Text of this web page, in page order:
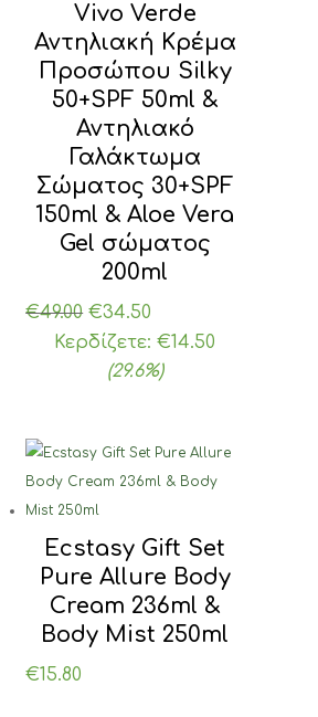
Vivo Verde
Αντηλιακή Κρέμα
Προσώπου Silky
50+SPF 50ml &
Αντηλιακό
Γαλάκτωμα
Σώματος 30+SPF
150ml & Aloe Vera
Gel σώματος
200ml
€49.00 Original
price
was:
€34.50
τρέχουσα
τιμή
Κερδίζετε:€14.50
(29.6%)
Ecstasy Gift Set
Pure Allure Body
Cream 236ml &
Body Mist 250ml
€15.80